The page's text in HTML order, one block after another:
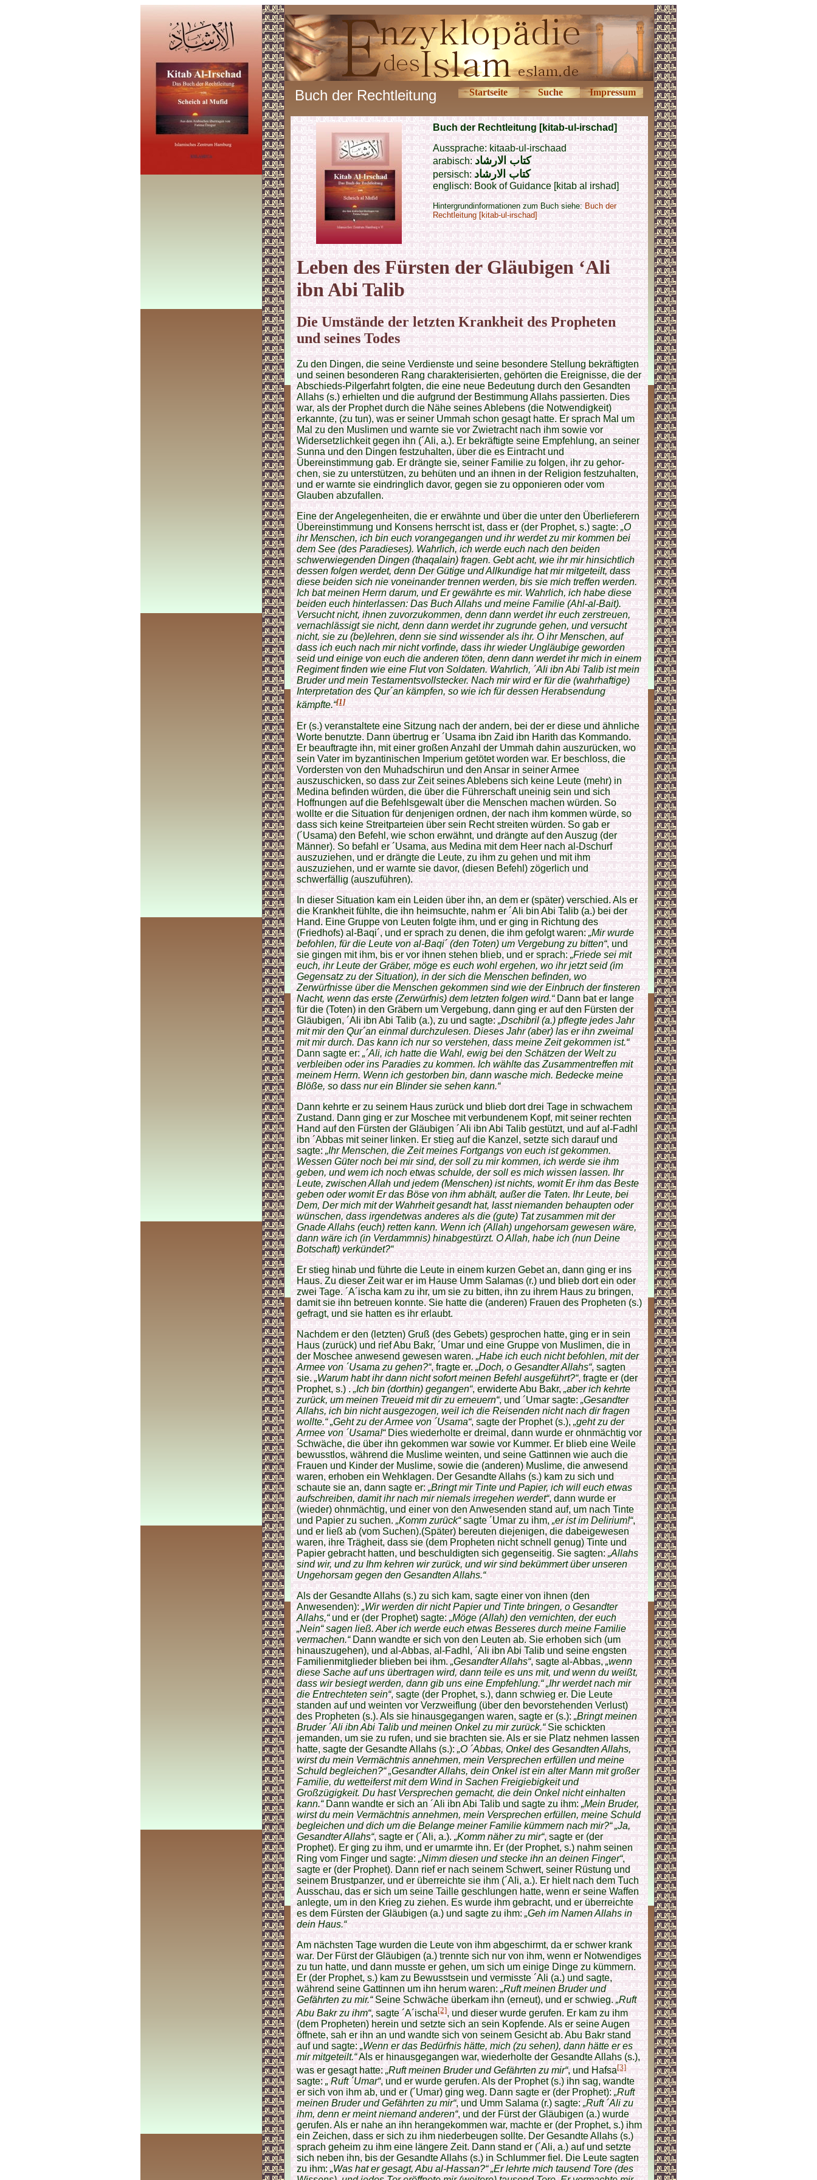
Buch der Rechtleitung Startseite Suche Impressum
Buch der Rechtleitung [kitab-ul-irschad]
Aussprache: kitaab-ul-irschaad
arabisch:
كتابالارشاد
persisch: كتابالارشاد
englisch: Book of Guidance [kitab al irshad]
Hintergrundinformationen zum Buch siehe:Buch der
Rechtleitung [kitab-ul-irschad]
Leben des Fürsten der Gläubigen ‘Ali
ibn Abi Talib
Die Umstände der letzten Krankheit des Propheten
und seines Todes
Zu den Dingen, die seine Verdienste und seine besondere Stellung bekräftigten
und seinen besonderen Rang charakterisierten, gehörten die Ereignisse, die der
Abschieds-Pilgerfahrt folgten, die eine neue Bedeutung durch den Gesandten
Allahs (s.) erhielten und die aufgrund der Bestimmung Allahs passierten. Dies
war, als der Prophet durch die Nähe seines Ablebens (die Notwendigkeit)
erkannte, (zu tun), was er seiner Ummah schon gesagt hatte. Er sprach Mal um
Mal zu den Muslimen und warnte sie vor Zwietracht nach ihm sowie vor
Widersetzlichkeit gegen ihn (´Ali, a.). Er bekräftigte seine Empfehlung, an seiner
Sunna und den Dingen festzuhalten, über die es Eintracht und
Übereinstimmung gab. Er drängte sie, seiner Familie zu folgen, ihr zu gehor­
chen, sie zu unterstützen, zu behüten und an ihnen in der Religion festzuhalten,
und er warnte sie eindringlich davor, gegen sie zu opponieren oder vom
Glauben abzufallen.
Eine der Angelegenheiten, die er erwähnte und über die unter den Überlieferern
Übereinstimmung und Konsens herrscht ist, dass er (der Prophet, s.) sagte:„O
ihr Menschen, ich bin euch vorangegangen und ihr werdet zu mir kommen bei
dem See (des Paradieses). Wahrlich, ich werde euch nach den beiden
schwerwiegenden Dingen (thaqalain) fragen. Gebt acht, wie ihr mir hinsichtlich
dessen folgen werdet, denn Der Gütige und Allkundige hat mir mitgeteilt, dass
diese beiden sich nie voneinander trennen werden, bis sie mich treffen werden.
Ich bat meinen Herrn darum, und Er gewährte es mir. Wahrlich, ich habe diese
beiden euch hinterlassen: Das Buch Allahs und meine Familie (Ahl-al-Bait).
Versucht nicht, ihnen zuvorzukommen, denn dann werdet ihr euch zerstreuen,
vernachlässigt sie nicht, denn dann werdet ihr zugrunde gehen, und versucht
nicht, sie zu (be)lehren, denn sie sind wissender als ihr. O ihr Menschen, auf
dass ich euch nach mir nicht vorfinde, dass ihr wieder Ungläubige geworden
seid und einige von euch die anderen töten, denn dann werdet ihr mich in einem
Regiment finden wie eine Flut von Soldaten. Wahrlich, ´Ali ibn Abi Talib ist mein
Bruder und mein Testamentsvollstecker. Nach mir wird er für die (wahrhaftige)
Interpretation des Qur´an kämpfen, so wie ich für dessen Herabsendung
kämpfte.“[1]
Er (s.) veranstaltete eine Sitzung nach der andern, bei der er diese und ähnliche
Worte benutzte. Dann übertrug er ´Usama ibn Zaid ibn Harith das Kommando.
Er beauftragte ihn, mit einer großen Anzahl der Ummah dahin auszurücken, wo
sein Vater im byzantinischen Imperium getötet worden war. Er beschloss, die
Vordersten von den Muhadschirun und den Ansar in seiner Armee
auszuschicken, so dass zur Zeit seines Ablebens sich keine Leute (mehr) in
Medina befinden würden, die über die Führerschaft uneinig sein und sich
Hoffnungen auf die Befehlsgewalt über die Menschen machen würden. So
wollte er die Situation für denjenigen ordnen, der nach ihm kommen würde, so
dass sich keine Streitparteien über sein Recht streiten würden. So gab er
(´Usama) den Befehl, wie schon erwähnt, und drängte auf den Auszug (der
Männer). So befahl er ´Usama, aus Medina mit dem Heer nach al-Dschurf
auszuziehen, und er drängte die Leute, zu ihm zu gehen und mit ihm
auszuziehen, und er warnte sie davor, (diesen Befehl) zögerlich und
schwerfällig (auszuführen).
In dieser Situation kam ein Leiden über ihn, an dem er (später) verschied. Als er
die Krankheit fühlte, die ihn heimsuchte, nahm er ´Ali bin Abi Talib (a.) bei der
Hand. Eine Gruppe von Leuten folgte ihm, und er ging in Richtung des
(Friedhofs) al-Baqi´, und er sprach zu denen, die ihm gefolgt waren:„Mir wurde
befohlen, für die Leute von al-Baqi´ (den Toten) um Vergebung zu bitten“, und
sie gingen mit ihm, bis er vor ihnen stehen blieb, und er sprach:„Friede sei mit
euch, ihr Leute der Gräber, möge es euch wohl ergehen, wo ihr jetzt seid (im
Gegensatz zu der Situation), in der sich die Menschen befinden, wo
Zerwürfnisse über die Menschen gekommen sind wie der Einbruch der finsteren
Nacht, wenn das erste (Zerwürfnis) dem letzten folgen wird.“Dann bat er lange
für die (Toten) in den Gräbern um Vergebung, dann ging er auf den Fürsten der
Gläubigen, ´Ali ibn Abi Talib (a.), zu und sagte:„Dschibril (a.) pflegte jedes Jahr
mit mir den Qur´an einmal durchzulesen. Dieses Jahr (aber) las er ihn zweimal
mit mir durch. Das kann ich nur so verstehen, dass meine Zeit gekommen ist.“
Dann sagte er:„´Ali, ich hatte die Wahl, ewig bei den Schätzen der Welt zu
verbleiben oder ins Paradies zu kommen. Ich wählte das Zusammentreffen mit
meinem Herrn. Wenn ich gestorben bin, dann wasche mich. Bedecke meine
Blöße, so dass nur ein Blinder sie sehen kann.“
Dann kehrte er zu seinem Haus zurück und blieb dort drei Tage in schwachem
Zustand. Dann ging er zur Moschee mit verbundenem Kopf, mit seiner rechten
Hand auf den Fürsten der Gläubigen ´Ali ibn Abi Talib gestützt, und auf al-Fadhl
ibn ´Abbas mit seiner linken. Er stieg auf die Kanzel, setzte sich darauf und
sagte:„Ihr Menschen, die Zeit meines Fortgangs von euch ist gekommen.
Wessen Güter noch bei mir sind, der soll zu mir kommen, ich werde sie ihm
geben, und wem ich noch etwas schulde, der soll es mich wissen lassen. Ihr
Leute, zwischen Allah und jedem (Menschen) ist nichts, womit Er ihm das Beste
geben oder womit Er das Böse von ihm abhält, außer die Taten. Ihr Leute, bei
Dem, Der mich mit der Wahrheit gesandt hat, lasst niemanden behaupten oder
wünschen, dass irgendetwas anderes als die (gute) Tat zusammen mit der
Gnade Allahs (euch) retten kann. Wenn ich (Allah) ungehorsam gewesen wäre,
dann wäre ich (in Verdammnis) hinabgestürzt. O Allah, habe ich (nun Deine
Botschaft) verkündet?“
Er stieg hinab und führte die Leute in einem kurzen Gebet an, dann ging er ins
Haus. Zu dieser Zeit war er im Hause Umm Salamas (r.) und blieb dort ein oder
zwei Tage. ´A´ischa kam zu ihr, um sie zu bitten, ihn zu ihrem Haus zu bringen,
damit sie ihn betreuen konnte. Sie hatte die (anderen) Frauen des Propheten (s.)
gefragt, und sie hatten es ihr erlaubt.
Nachdem er den (letzten) Gruß (des Gebets) gesprochen hatte, ging er in sein
Haus (zurück) und rief Abu Bakr, ´Umar und eine Gruppe von Muslimen, die in
der Moschee anwesend gewesen waren.„Habe ich euch nicht befohlen, mit der
Armee von ´Usama zu gehen?“, fragte er.„Doch, o Gesandter Allahs“, sagten
sie.„Warum habt ihr dann nicht sofort meinen Befehl ausgeführt?“, fragte er (der
Prophet, s.) .„Ich bin (dorthin) gegangen“, erwiderte Abu Bakr,„aber ich kehrte
zurück, um meinen Treueid mit dir zu erneuern“, und ´Umar sagte:„Gesandter
Allahs, ich bin nicht ausgezogen, weil ich die Reisenden nicht nach dir fragen
wollte.“ „Geht zu der Armee von ´Usama“, sagte der Prophet (s.),„geht zu der
Armee von ´Usama!“Dies wiederholte er dreimal, dann wurde er ohnmächtig vor
Schwäche, die über ihn gekommen war sowie vor Kummer. Er blieb eine Weile
bewusstlos, während die Muslime weinten, und seine Gattinnen wie auch die
Frauen und Kinder der Muslime, sowie die (anderen) Muslime, die anwesend
waren, erhoben ein Wehklagen. Der Gesandte Allahs (s.) kam zu sich und
schaute sie an, dann sagte er:„Bringt mir Tinte und Papier, ich will euch etwas
aufschreiben, damit ihr nach mir niemals irregehen werdet“, dann wurde er
(wieder) ohnmächtig, und einer von den Anwesenden stand auf, um nach Tinte
und Papier zu suchen.„Komm zurück“sagte ´Umar zu ihm,„er ist im Delirium!“,
und er ließ ab (vom Suchen).(Später) bereuten diejenigen, die dabeigewesen
waren, ihre Trägheit, dass sie (dem Propheten nicht schnell genug) Tinte und
Papier gebracht hatten, und beschuldigten sich gegenseitig. Sie sagten:„Allahs
sind wir, und zu Ihm kehren wir zurück, und wir sind bekümmert über unseren
Ungehorsam gegen den Gesandten Allahs.“
Als der Gesandte Allahs (s.) zu sich kam, sagte einer von ihnen (den
Anwesenden):„Wir werden dir nicht Papier und Tinte bringen, o Gesandter
Allahs,“und er (der Prophet) sagte:„Möge (Allah) den vernichten, der euch
„Nein“ sagen ließ. Aber ich werde euch etwas Besseres durch meine Familie
vermachen.“Dann wandte er sich von den Leuten ab. Sie erhoben sich (um
hinauszugehen), und al-Abbas, al-Fadhl, ´Ali ibn Abi Talib und seine engsten
Familienmitglieder blieben bei ihm.„Gesandter Allahs“, sagte al-Abbas,„wenn
diese Sache auf uns übertragen wird, dann teile es uns mit, und wenn du weißt,
dass wir besiegt werden, dann gib uns eine Empfehlung.“ „Ihr werdet nach mir
die Entrechteten sein“, sagte (der Prophet, s.), dann schwieg er. Die Leute
standen auf und weinten vor Verzweiflung (über den bevorstehenden Verlust)
des Propheten (s.). Als sie hinausgegangen waren, sagte er (s.):„Bringt meinen
Bruder ´Ali ibn Abi Talib und meinen Onkel zu mir zurück.“Sie schickten
jemanden, um sie zu rufen, und sie brachten sie. Als er sie Platz nehmen lassen
hatte, sagte der Gesandte Allahs (s.):„O ´Abbas, Onkel des Gesandten Allahs,
wirst du mein Vermächtnis annehmen, mein Versprechen erfüllen und meine
Schuld begleichen?“ „Gesandter Allahs, dein Onkel ist ein alter Mann mit großer
Familie, du wetteiferst mit dem Wind in Sachen Freigiebigkeit und
Großzügigkeit. Du hast Versprechen gemacht, die dein Onkel nicht einhalten
kann.“Dann wandte er sich an ´Ali ibn Abi Talib und sagte zu ihm:„Mein Bruder,
wirst du mein Vermächtnis annehmen, mein Versprechen erfüllen, meine Schuld
begleichen und dich um die Belange meiner Familie kümmern nach mir?“ „Ja,
Gesandter Allahs“, sagte er (´Ali, a.).„Komm näher zu mir“, sagte er (der
Prophet). Er ging zu ihm, und er umarmte ihn. Er (der Prophet, s.) nahm seinen
Ring vom Finger und sagte:„Nimm diesen und stecke ihn an deinen Finger“,
sagte er (der Prophet). Dann rief er nach seinem Schwert, seiner Rüstung und
seinem Brustpanzer, und er überreichte sie ihm (´Ali, a.). Er hielt nach dem Tuch
Ausschau, das er sich um seine Taille geschlungen hatte, wenn er seine Waffen
anlegte, um in den Krieg zu ziehen. Es wurde ihm gebracht, und er überreichte
es dem Fürsten der Gläubigen (a.) und sagte zu ihm:„Geh im Namen Allahs in
dein Haus.“
Am nächsten Tage wurden die Leute von ihm abgeschirmt, da er schwer krank
war. Der Fürst der Gläubigen (a.) trennte sich nur von ihm, wenn er Notwen­diges
zu tun hatte, und dann musste er gehen, um sich um einige Dinge zu kümmern.
Er (der Prophet, s.) kam zu Bewusstsein und vermisste ´Ali (a.) und sagte,
während seine Gattinnen um ihn herum waren:„Ruft meinen Bruder und
Gefährten zu mir.“Seine Schwäche überkam ihn (erneut), und er schwieg.„Ruft
Abu Bakr zu ihm“, sagte ´A´ischa[2], und dieser wurde gerufen. Er kam zu ihm
(dem Propheten) herein und setzte sich an sein Kopfende. Als er seine Augen
öffnete, sah er ihn an und wandte sich von seinem Gesicht ab. Abu Bakr stand
auf und sagte:„Wenn er das Bedürfnis hätte, mich (zu sehen), dann hätte er es
mir mitgeteilt.“Als er hinausgegangen war, wiederholte der Gesandte Allahs (s.),
was er gesagt hatte:„Ruft meinen Bruder und Gefährten zu mir“, und Hafsa[3]
sagte:„ Ruft ´Umar“, und er wurde gerufen. Als der Prophet (s.) ihn sag, wandte
er sich von ihm ab, und er (´Umar) ging weg. Dann sagte er (der Prophet):„Ruft
meinen Bruder und Gefährten zu mir“, und Umm Salama (r.) sagte:„Ruft ´Ali zu
ihm, denn er meint niemand anderen“, und der Fürst der Gläubigen (a.) wurde
gerufen. Als er nahe an ihn herangekommen war, machte er (der Prophet, s.) ihm
ein Zeichen, dass er sich zu ihm niederbeugen sollte. Der Gesandte Allahs (s.)
sprach geheim zu ihm eine längere Zeit. Dann stand er (´Ali, a.) auf und setzte
sich neben ihn, bis der Gesandte Allahs (s.) in Schlummer fiel. Die Leute sagten
zu ihm:„Was hat er gesagt, Abu al-Hassan?“ „Er lehrte mich tausend Tore (des